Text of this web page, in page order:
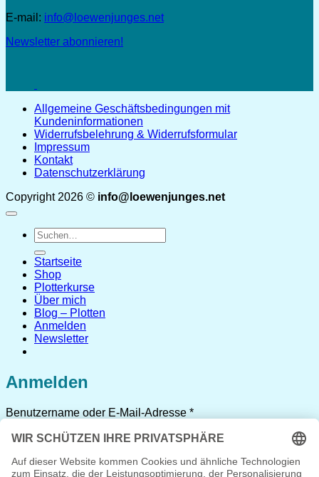
E-mail: info@loewenjunges.net
Newsletter abonnieren!
Allgemeine Geschäftsbedingungen mit
Kundeninformationen
Widerrufsbelehrung & Widerrufsformular
Impressum
Kontakt
Datenschutzerklärung
Copyright 2026 © info@loewenjunges.net
Suchen
nach:
Startseite
Shop
Plotterkurse
Über mich
Blog – Plotten
Anmelden
Newsletter
Anmelden
Benutzername oder E-Mail-Adresse *Erforderlich